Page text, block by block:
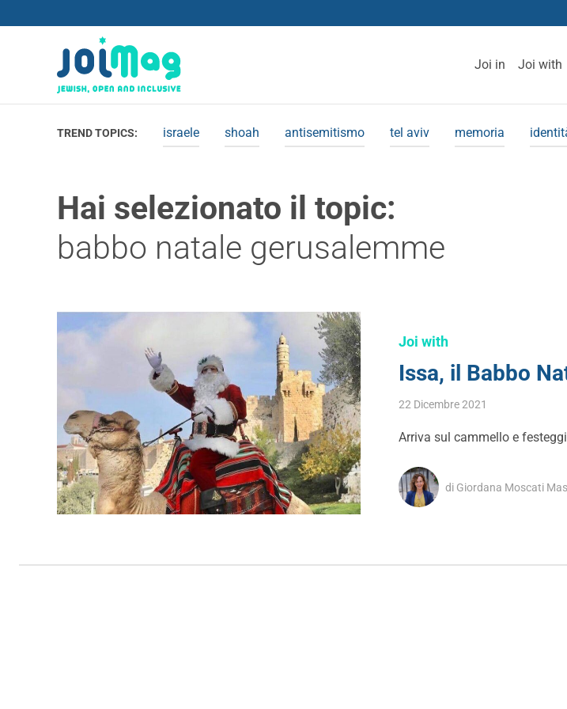
Joi in Joi with
TREND TOPICS: israele shoah antisemitismo tel aviv memoria
Hai selezionato il topic:
babbo natale gerusalemme
Joi with
Issa, il Babbo
22 Dicembre 2021
Arriva sul cammello e
di Giordana Moscati